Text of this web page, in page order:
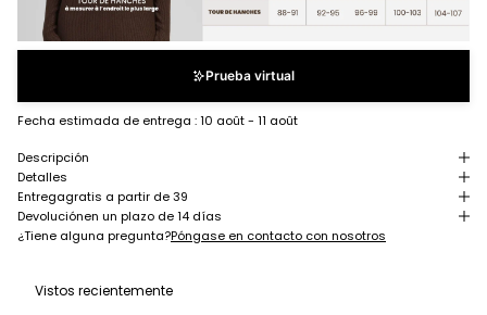
Prueba virtual
Fecha estimada de entrega :10 août - 11 août
Descripción
Detalles
Entregagratis a partir de 39
Devoluciónen un plazo de 14 días
¿Tiene alguna pregunta?Póngase en contacto con nosotros
Vistos recientemente